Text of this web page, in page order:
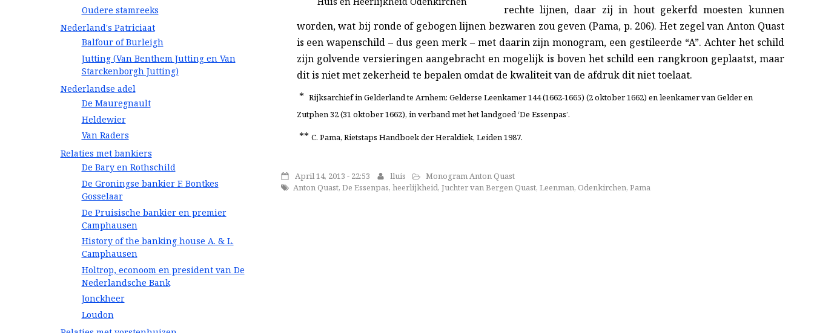
rechte lijnen, daar zij in hout gekerfd moesten kunnen
worden, wat bij ronde of gebogen lijnen bezwaren zou geven (Pama, p. 206). Het zegel van Anton Quast
is een wapenschild – dus geen merk – met daarin zijn monogram, een gestileerde “A”. Achter het schild
zijn golvende versieringen aangebracht en mogelijk is boven het schild een rangkroon geplaatst, maar
dit is niet met zekerheid te bepalen omdat de kwaliteit van de afdruk dit niet toelaat.
* Rijksarchief in Gelderland te Arnhem: Gelderse Leenkamer 144 (1662-1665) (2 oktober 1662) en leenkamer van Gelder en
Zutphen 32 (31 oktober 1662), in verband met het landgoed ‘De Essenpas’.
** C. Pama, Rietstaps Handboek der Heraldiek, Leiden 1987.
April 14, 2013 - 22:53 lluis
Monogram Anton Quast
Anton Quast, De Essenpas, heerlijkheid, Juchter van Bergen Quast, Leenman, Odenkirchen, Pama
Oudere stamreeks
Nederland's Patriciaat
Balfour of Burleigh
Jutting (Van Benthem Jutting en Van
Starckenborgh Jutting)
Nederlandse adel
De Mauregnault
Heldewier
Van Raders
Relaties met bankiers
De Bary en Rothschild
De Groningse bankier F. Bontkes
Gosselaar
De Pruisische bankier en premier
Camphausen
History of the banking house A. & L.
Camphausen
Holtrop, econoom en president van De
Nederlandsche Bank
Jonckheer
Loudon